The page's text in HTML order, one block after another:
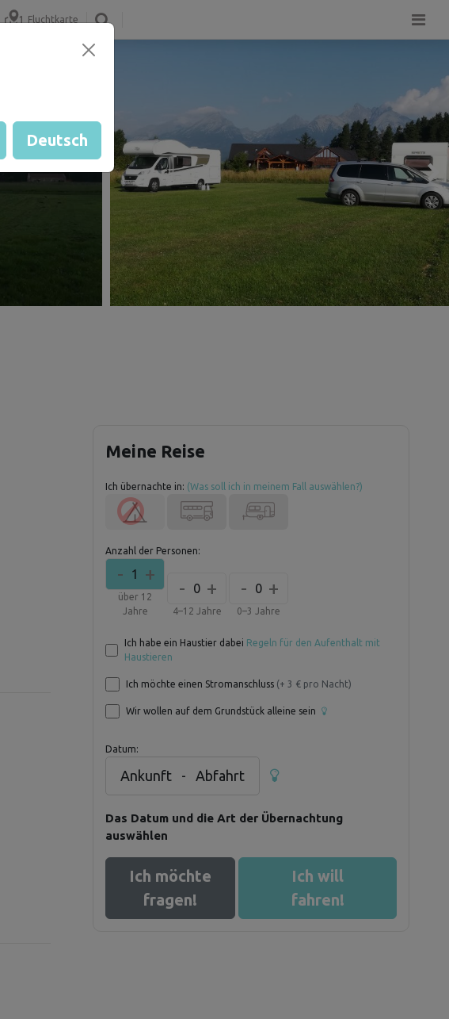
Fluchtkarte
Meine Reise
Ich übernachte in: (Was soll ich in meinem Fall auswählen?)
Anzahl der Personen:
- +
1
über 12
Jahre
- +
0
4–12 Jahre
- +
0
0–3 Jahre
Ich habe ein Haustier dabei Regeln für den Aufenthalt mit
Haustieren
Ich möchte einen Stromanschluss (+ 3 € pro Nacht)
Wir wollen auf dem Grundstück alleine sein
Datum:
Ankunft - Abfahrt
Das Datum und die Art der Übernachtung
auswählen
Ich möchte
fragen!
Ich will
fahren!
Deutsch